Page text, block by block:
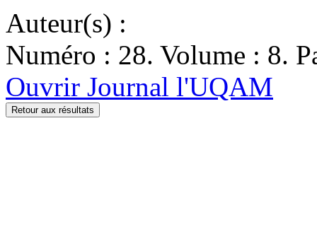
Auteur(s) :
Numéro : 28. Volume : 8.
Ouvrir Journal l'UQAM
Retour aux résultats